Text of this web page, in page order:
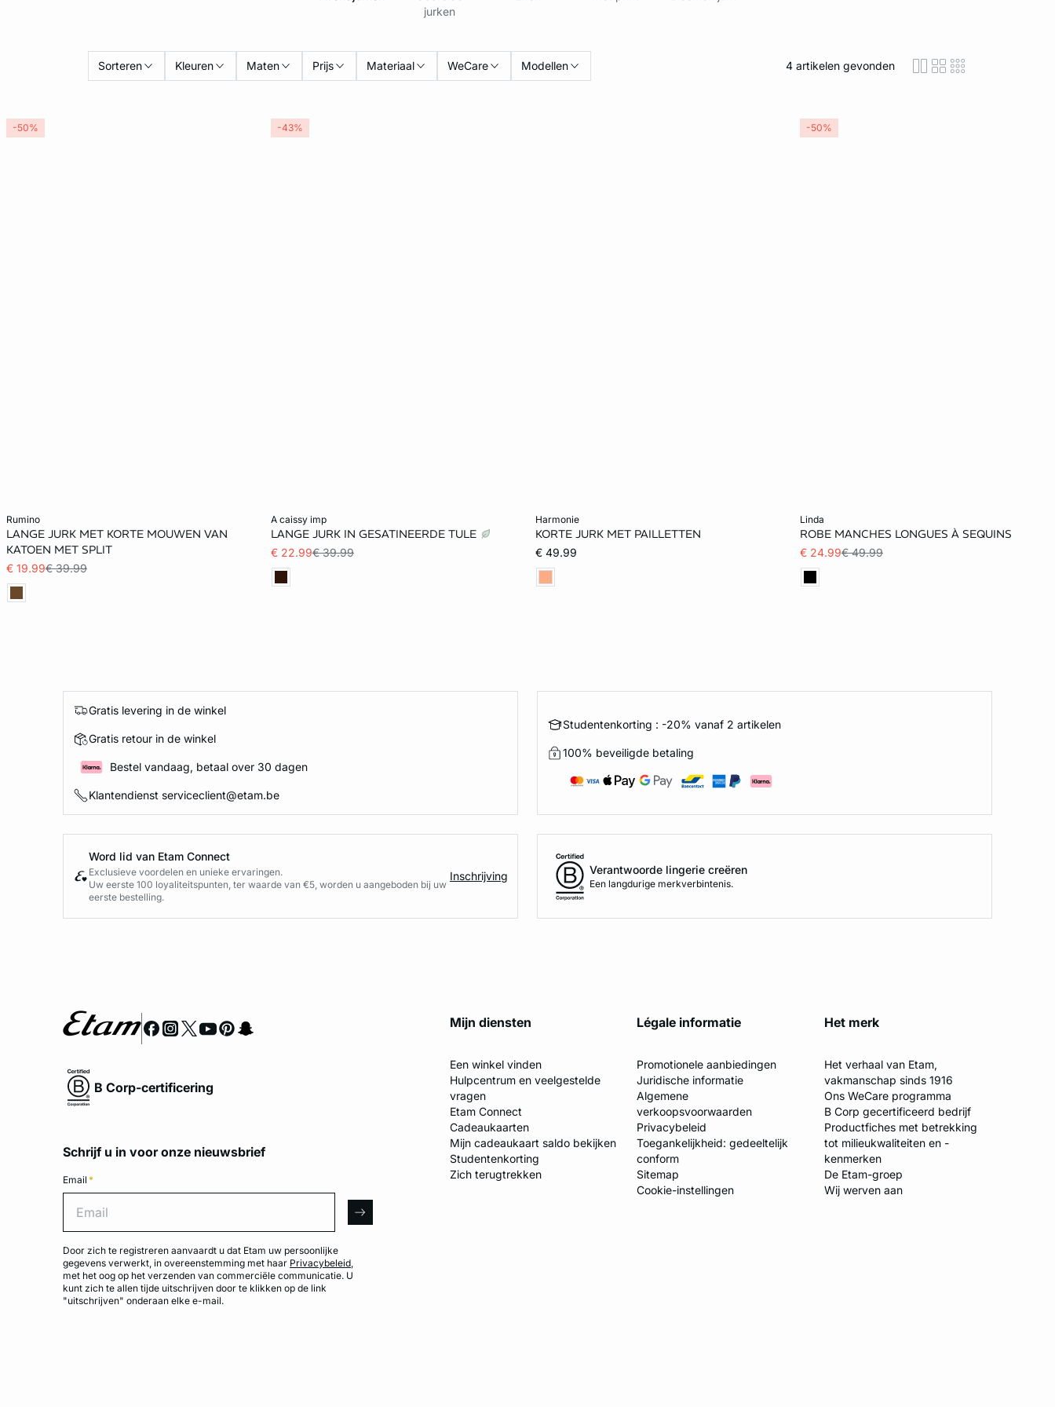
jurken
Sorteren Kleuren Maten Prijs Materiaal WeCare Modellen 4artikelen gevonden icon-layout-
icon-layout-
icon-layout-
rumino
LANGE JURK MET KORTE MOUWEN VAN
KATOEN MET SPLIT
€ 19.99€ 39.99
L
-50%
a caissy imp
LANGE JURK IN GESATINEERDE TULE
€ 22.99€ 39.99
-43%
harmonie
KORTE JURK MET PAILLETTEN
€ 49.99
linda
ROBE MANCHES LONGUES À SEQUINS
€ 24.99€ 49.99
-50%
Gratis levering in de winkel
Gratis retour in de winkel
Bestel vandaag, betaal over 30 dagen
Klantendienst serviceclient@etam.be
Studentenkorting : -20% vanaf 2 artikelen
100% beveiligde betaling
Word lid van Etam Connect
Exclusieve voordelen en unieke ervaringen.
Uw eerste 100 loyaliteitspunten, ter waarde van €5, worden u aangeboden bij uw
eerste bestelling.
Inschrijving Verantwoorde lingerie creëren
Een langdurige merkverbintenis.
B Corp-certificering
Schrijf u in voor onze nieuwsbrief
Email *
Email
arrow
Door zich te registreren aanvaardt u dat Etam uw persoonlijke
gegevens verwerkt, in overeenstemming met haar Privacybeleid,
met het oog op het verzenden van commerciële communicatie. U
kunt zich te allen tijde uitschrijven door te klikken op de link
"uitschrijven" onderaan elke e-mail.
Mijn diensten
Een winkel vinden
Hulpcentrum en veelgestelde
vragen
Etam Connect
Cadeaukaarten
Mijn cadeaukaart saldo bekijken
Studentenkorting
Zich terugtrekken
Légale informatie
Promotionele aanbiedingen
Juridische informatie
Algemene
verkoopsvoorwaarden
Privacybeleid
Toegankelijkheid: gedeeltelijk
conform
Sitemap
Cookie-instellingen
Het merk
Het verhaal van Etam,
vakmanschap sinds 1916
Ons WeCare programma
B Corp gecertificeerd bedrijf
Productfiches met betrekking
tot milieukwaliteiten en -
kenmerken
De Etam-groep
Wij werven aan